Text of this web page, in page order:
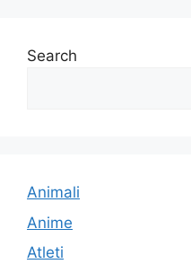
Search
Animali
Anime
Atleti